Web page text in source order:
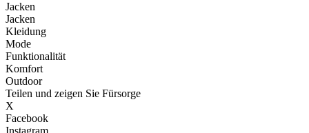
Jacken
Jacken
Kleidung
Mode
Funktionalität
Komfort
Outdoor
Teilen und zeigen Sie Fürsorge
X
Facebook